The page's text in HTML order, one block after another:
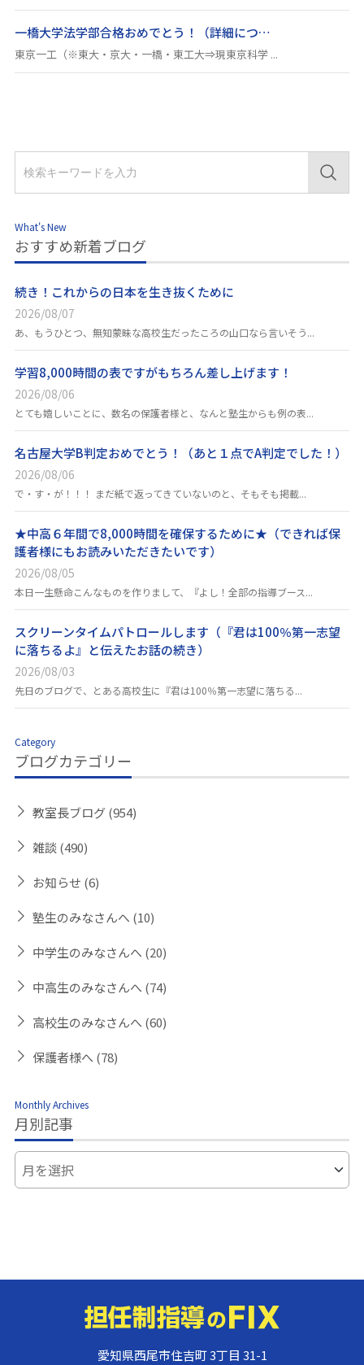
一橋大学法学部合格おめでとう！（詳細につ…
東京一工（※東大・京大・一橋・東工大⇒現東京科学 ...
What's New
おすすめ新着ブログ
続き！これからの日本を生き抜くために
2026/08/07
あ、もうひとつ、無知蒙昧な高校生だったころの山口なら言いそう...
学習8,000時間の表ですがもちろん差し上げます！
2026/08/06
とても嬉しいことに、数名の保護者様と、なんと塾生からも例の表...
名古屋大学B判定おめでとう！（あと１点でA判定でした！）
2026/08/06
で・す・が！！！ まだ紙で返ってきていないのと、そもそも掲載...
★中高６年間で8,000時間を確保するために★（できれば保
護者様にもお読みいただきたいです）
2026/08/05
本日一生懸命こんなものを作りまして、『よし！全部の指導ブース...
スクリーンタイムパトロールします（『君は100％第一志望
に落ちるよ』と伝えたお話の続き）
2026/08/03
先日のブログで、とある高校生に『君は100％第一志望に落ちる...
Category
ブログカテゴリー
教室長ブログ(954)
雑談(490)
お知らせ (6)
塾生のみなさんへ (10)
中学生のみなさんへ (20)
中高生のみなさんへ (74)
高校生のみなさんへ (60)
保護者様へ (78)
Monthly Archives
月別記事
愛知県西尾市住吉町 3丁目 31-1